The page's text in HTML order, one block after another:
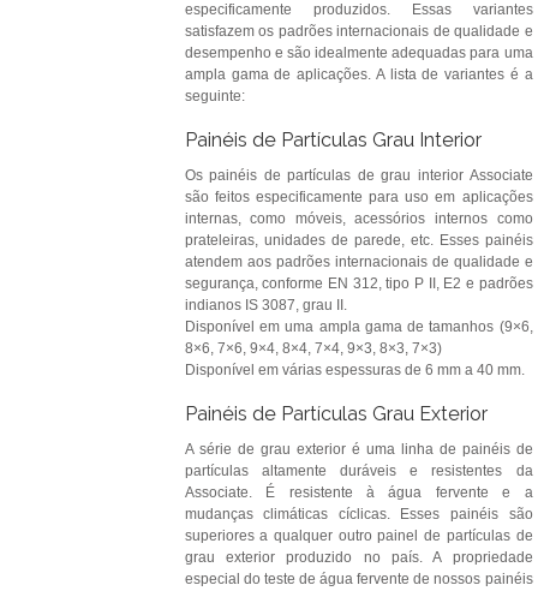
especificamente produzidos. Essas variantes
satisfazem os padrões internacionais de qualidade e
desempenho e são idealmente adequadas para uma
ampla gama de aplicações. A lista de variantes é a
seguinte:
Painéis de Partículas Grau Interior
Os painéis de partículas de grau interior Associate
são feitos especificamente para uso em aplicações
internas, como móveis, acessórios internos como
prateleiras, unidades de parede, etc. Esses painéis
atendem aos padrões internacionais de qualidade e
segurança, conforme EN 312, tipo P II, E2 e padrões
indianos IS 3087, grau II.
Disponível em uma ampla gama de tamanhos (9×6,
8×6, 7×6, 9×4, 8×4, 7×4, 9×3, 8×3, 7×3)
Disponível em várias espessuras de 6 mm a 40 mm.
Painéis de Partículas Grau Exterior
A série de grau exterior é uma linha de painéis de
partículas altamente duráveis e resistentes da
Associate. É resistente à água fervente e a
mudanças climáticas cíclicas. Esses painéis são
superiores a qualquer outro painel de partículas de
grau exterior produzido no país. A propriedade
especial do teste de água fervente de nossos painéis